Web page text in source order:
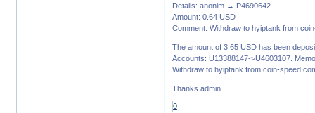
Details: anonim → P4690642
Amount: 0.64 USD
Comment: Withdraw to hyiptank from
The amount of 3.65 USD has been
Accounts: U13388147->U4603107.
Withdraw to hyiptank from coin-
Thanks admin
0